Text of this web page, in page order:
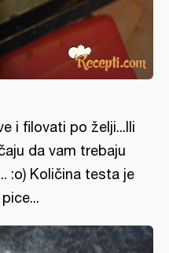
i filovati po želji...Ili
da vam trebaju
:o) Količina testa je